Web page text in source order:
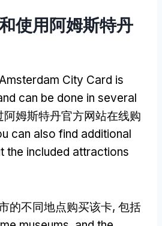
使用阿姆斯特丹
City Card is
can be done in several
阿姆斯特丹官方网站在线购
can also find additional
the included attractions
的不同地点购买该卡, 包括